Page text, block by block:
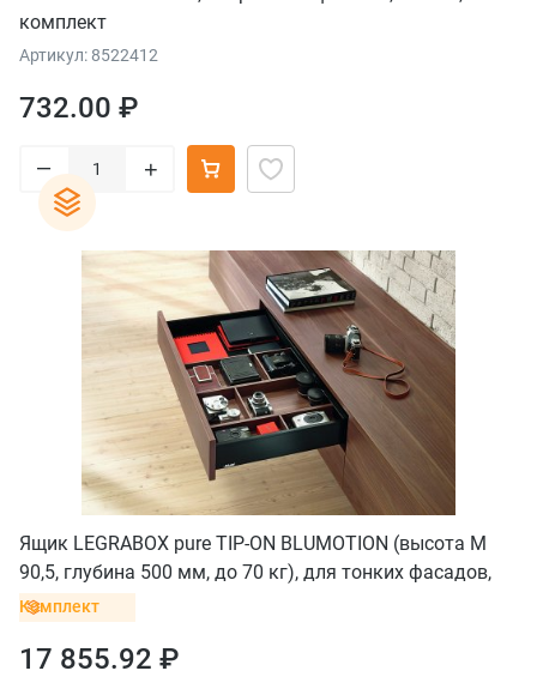
комплект
Артикул: 8522412
732.00 ₽
– +
Ящик LEGRABOX pure TIP-ON BLUMOTION (высота M
90,5, глубина 500 мм, до 70 кг), для тонких фасадов,
терра-черный
Комплект
17 855.92 ₽